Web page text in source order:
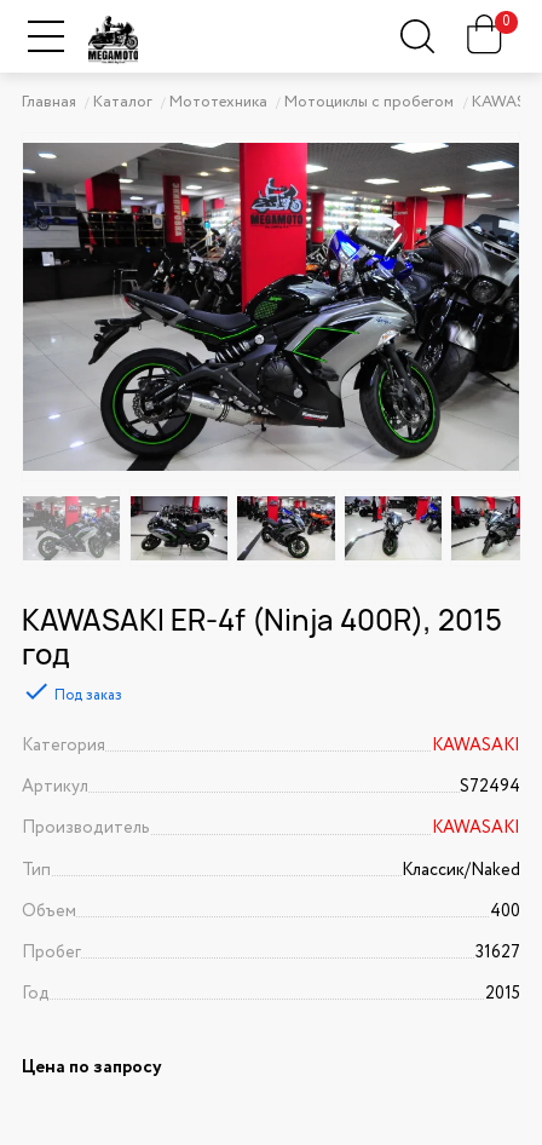
0
Главная Каталог Мототехника Мотоциклы с пробегом
KAWASAKI ER-4f (Ninja 400R), 2015
год
Под заказ
Категория
KAWASAKI
Артикул
S72494
Производитель
KAWASAKI
Тип
Классик/Naked
Объем
400
Пробег
31627
Год
2015
Цена по запросу